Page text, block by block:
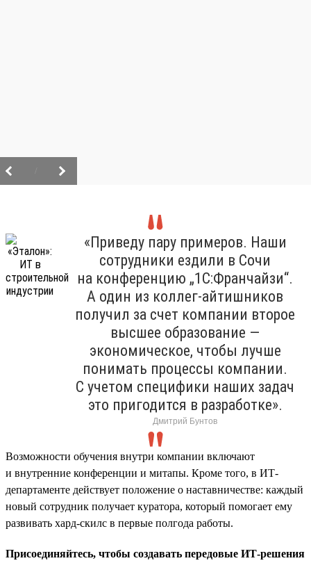
«Приведу пару примеров. Наши
сотрудники ездили в Сочи
на конференцию „1С:Франчайзи“.
А один из коллег-айтишников
получил за счет компании второе
высшее образование —
экономическое, чтобы лучше
понимать процессы компании.
С учетом специфики наших задач
это пригодится в разработке».
Дмитрий Бунтов
Возможности обучения внутри компании включают
и внутренние конференции и митапы. Кроме того, в ИТ-
департаменте действует положение о наставничестве: каждый
новый сотрудник получает куратора, который помогает ему
развивать хард-скилс в первые полгода работы.
Присоединяйтесь, чтобы создавать передовые ИТ-решения